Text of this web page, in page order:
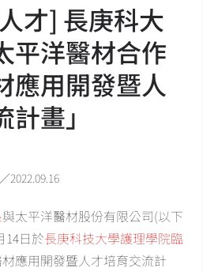
才] 長庚科大
平洋醫材合作
應用開發暨人
畫」
2022.09.16
與太平洋醫材股份有限公司(以下
14日於長庚科技大學護理學院臨
應用開發暨人才培育交流計